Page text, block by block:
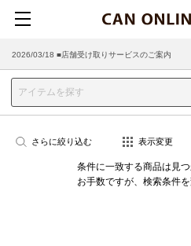
2026/03/18 ■店舗受け取りサービスのご案内
さらに絞り込む 表示変更
条件に一致する商品は見つ
お手数ですが、検索条件を